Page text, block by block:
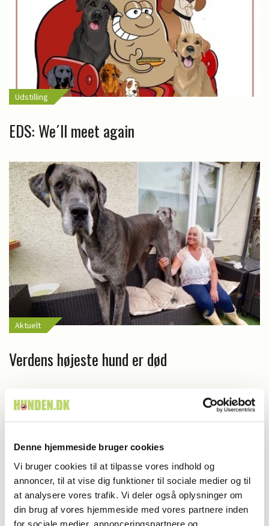
Denne hjemmeside bruger cookies
Vi bruger cookies til at tilpasse vores indhold og
annoncer, til at vise dig funktioner til sociale medier og til
at analysere vores trafik. Vi deler også oplysninger om
din brug af vores hjemmeside med vores partnere inden
for sociale medier, annonceringspartnere og
Udstilling
EDS: We´ll meet again
Aktuelt
Verdens højeste hund er død